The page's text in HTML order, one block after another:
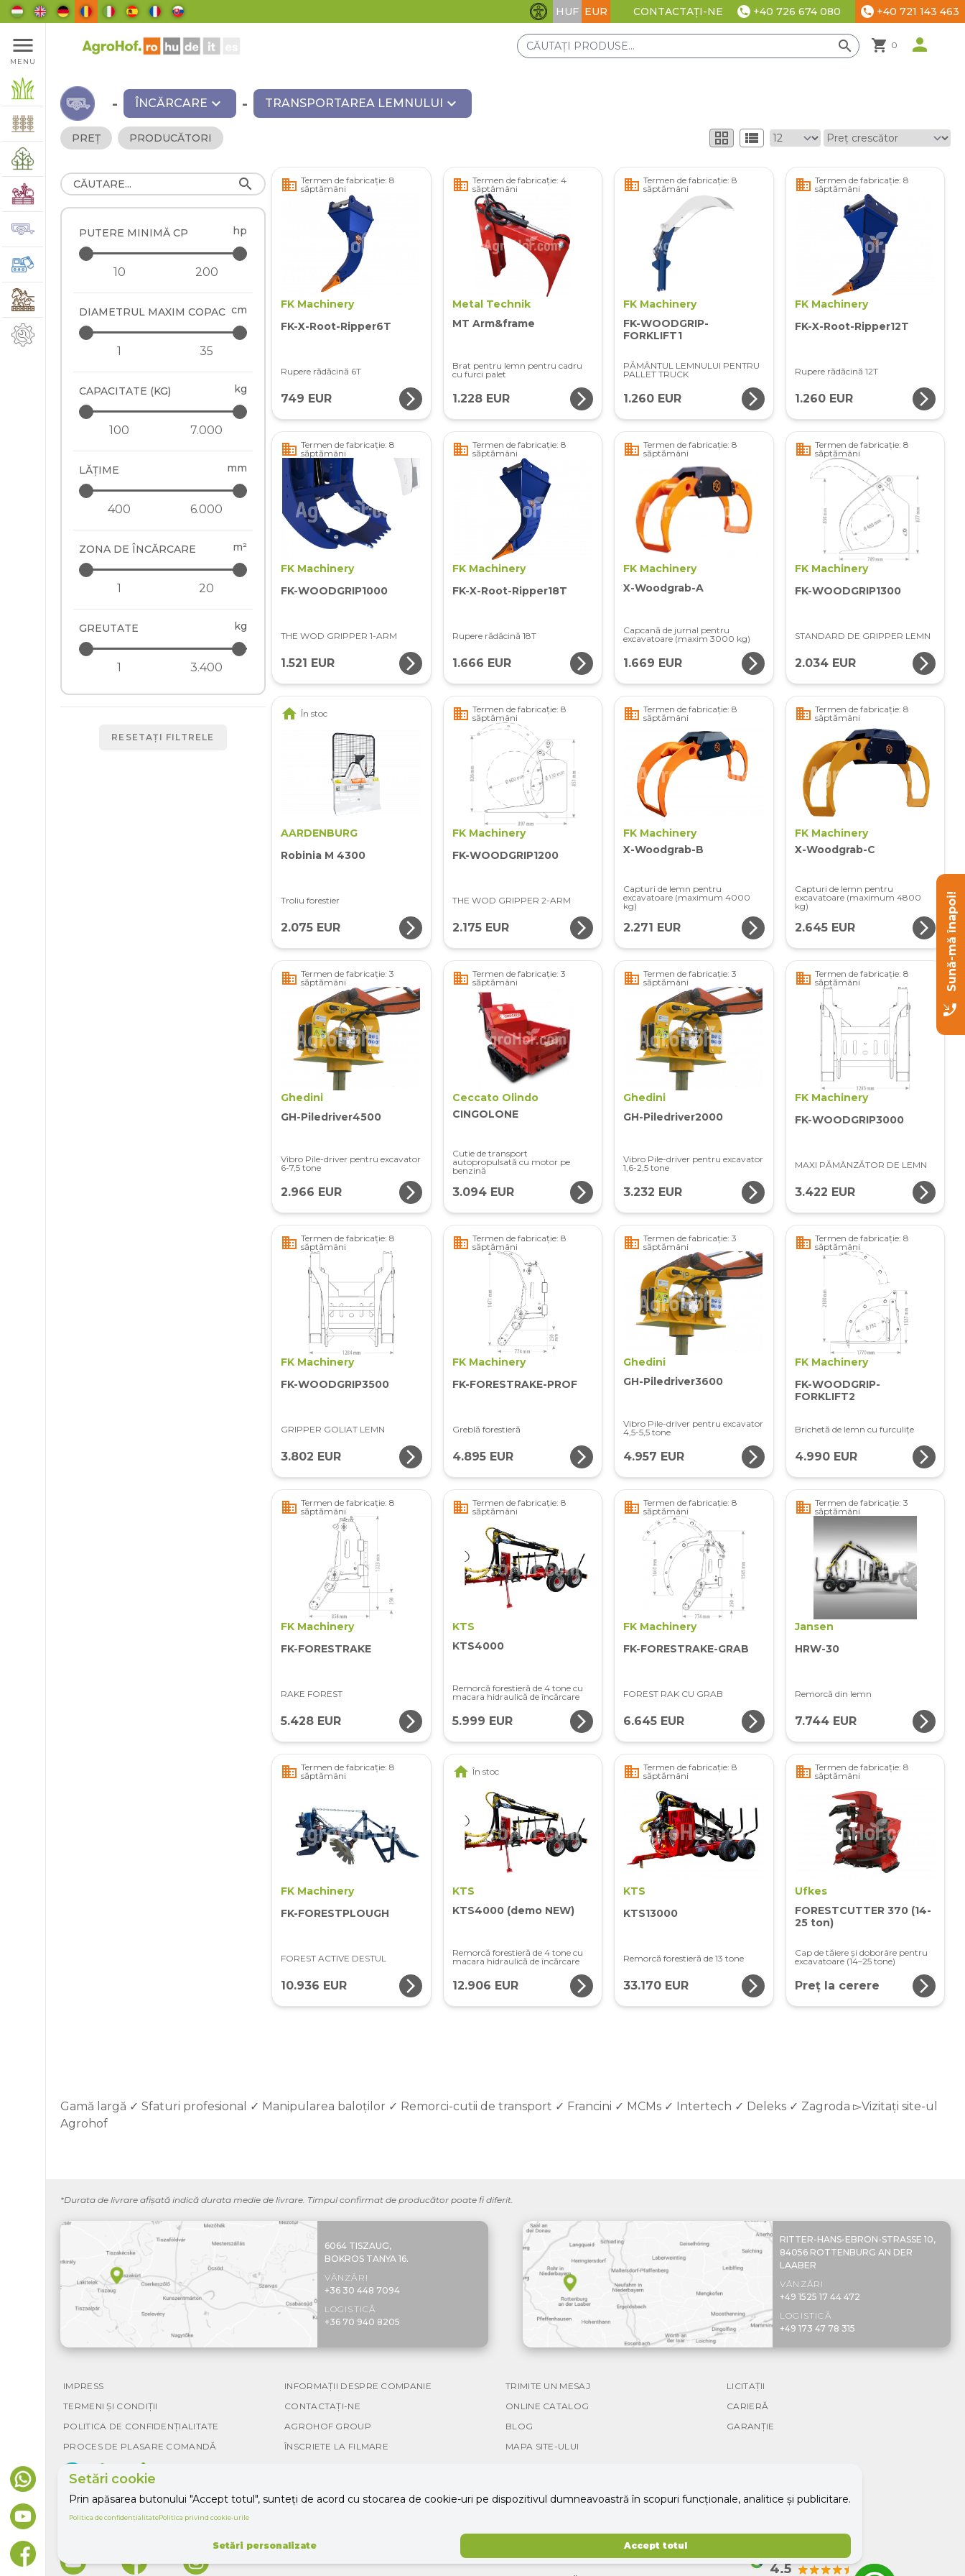
Setări de accesibilitate
HUF EUR CONTACTAȚI-NE phone +40 726 674 080 phone +40 721 143 463
menu
MENU
search shopping_cart 0 person
- ÎNCĂRCARE expand_more - TRANSPORTAREA LEMNULUI expand_more
PREȚ PRODUCĂTORI grid_view view_list
search
PUTERE MINIMĂ CP hp
DIAMETRUL MAXIM COPAC cm
CAPACITATE (KG) kg
LĂŢIME mm
ZONA DE ÎNCĂRCARE m²
GREUTATE kg
RESETAȚI FILTRELE
business Termen de fabricație: 8
săptămâni
FK Machinery
FK-X-Root-Ripper6T
Rupere rădăcină 6T
749 EUR arrow_forward_ios
business Termen de fabricație: 4
săptămâni
Metal Technik
MT Arm&frame
Brat pentru lemn pentru cadru
cu furci palet
1.228 EUR arrow_forward_ios
business Termen de fabricație: 8
săptămâni
FK Machinery
FK-WOODGRIP-
FORKLIFT1
PĂMÂNTUL LEMNULUI PENTRU
PALLET TRUCK
1.260 EUR arrow_forward_ios
business Termen de fabricație: 8
săptămâni
FK Machinery
FK-X-Root-Ripper12T
Rupere rădăcină 12T
1.260 EUR arrow_forward_ios
business Termen de fabricație: 8
săptămâni
FK Machinery
FK-WOODGRIP1000
THE WOD GRIPPER 1-ARM
1.521 EUR arrow_forward_ios
business Termen de fabricație: 8
săptămâni
FK Machinery
FK-X-Root-Ripper18T
Rupere rădăcină 18T
1.666 EUR arrow_forward_ios
business Termen de fabricație: 8
săptămâni
FK Machinery
X-Woodgrab-A
Capcană de jurnal pentru
excavatoare (maxim 3000 kg)
1.669 EUR arrow_forward_ios
business Termen de fabricație: 8
săptămâni
FK Machinery
FK-WOODGRIP1300
STANDARD DE GRIPPER LEMN
2.034 EUR arrow_forward_ios
home În stoc
AARDENBURG
Robinia M 4300
Troliu forestier
2.075 EUR arrow_forward_ios
business Termen de fabricație: 8
săptămâni
FK Machinery
FK-WOODGRIP1200
THE WOD GRIPPER 2-ARM
2.175 EUR arrow_forward_ios
business Termen de fabricație: 8
săptămâni
FK Machinery
X-Woodgrab-B
Capturi de lemn pentru
excavatoare (maximum 4000
kg)
2.271 EUR arrow_forward_ios
business Termen de fabricație: 8
săptămâni
FK Machinery
X-Woodgrab-C
Capturi de lemn pentru
excavatoare (maximum 4800
kg)
2.645 EUR arrow_forward_ios
business Termen de fabricație: 3
săptămâni
Ghedini
GH-Piledriver4500
Vibro Pile-driver pentru excavator
6-7,5 tone
2.966 EUR arrow_forward_ios
business Termen de fabricație: 3
săptămâni
Ceccato Olindo
CINGOLONE
Cutie de transport
autopropulsată cu motor pe
benzină
3.094 EUR arrow_forward_ios
business Termen de fabricație: 3
săptămâni
Ghedini
GH-Piledriver2000
Vibro Pile-driver pentru excavator
1,6-2,5 tone
3.232 EUR arrow_forward_ios
business Termen de fabricație: 8
săptămâni
FK Machinery
FK-WOODGRIP3000
MAXI PĂMÂNZĂTOR DE LEMN
3.422 EUR arrow_forward_ios
business Termen de fabricație: 8
săptămâni
FK Machinery
FK-WOODGRIP3500
GRIPPER GOLIAT LEMN
3.802 EUR arrow_forward_ios
business Termen de fabricație: 8
săptămâni
FK Machinery
FK-FORESTRAKE-PROF
Greblă forestieră
4.895 EUR arrow_forward_ios
business Termen de fabricație: 3
săptămâni
Ghedini
GH-Piledriver3600
Vibro Pile-driver pentru excavator
4,5-5,5 tone
4.957 EUR arrow_forward_ios
business Termen de fabricație: 8
săptămâni
FK Machinery
FK-WOODGRIP-
FORKLIFT2
Brichetă de lemn cu furculiţe
4.990 EUR arrow_forward_ios
business Termen de fabricație: 8
săptămâni
FK Machinery
FK-FORESTRAKE
RAKE FOREST
5.428 EUR arrow_forward_ios
business Termen de fabricație: 8
săptămâni
KTS
KTS4000
Remorcă forestieră de 4 tone cu
macara hidraulică de încărcare
5.999 EUR arrow_forward_ios
business Termen de fabricație: 8
săptămâni
FK Machinery
FK-FORESTRAKE-GRAB
FOREST RAK CU GRAB
6.645 EUR arrow_forward_ios
business Termen de fabricație: 3
săptămâni
Jansen
HRW-30
Remorcă din lemn
7.744 EUR arrow_forward_ios
business Termen de fabricație: 8
săptămâni
FK Machinery
FK-FORESTPLOUGH
FOREST ACTIVE DESTUL
10.936 EUR arrow_forward_ios
home În stoc
KTS
KTS4000 (demo NEW)
Remorcă forestieră de 4 tone cu
macara hidraulică de încărcare
12.906 EUR arrow_forward_ios
business Termen de fabricație: 8
săptămâni
KTS
KTS13000
Remorcă forestieră de 13 tone
33.170 EUR arrow_forward_ios
business Termen de fabricație: 8
săptămâni
Ufkes
FORESTCUTTER 370 (14-
25 ton)
Cap de tăiere și doborâre pentru
excavatoare (14–25 tone)
Preț la cerere arrow_forward_ios
Gamă largă ✓ Sfaturi profesional ✓ Manipularea baloților ✓ Remorci-cutii de transport ✓ Francini ✓ MCMs ✓ Intertech ✓ Deleks ✓ Zagroda ▻Vizitați site-ul
Agrohof
*Durata de livrare afișată indică durata medie de livrare. Timpul confirmat de producător poate fi diferit.
6064 TISZAUG,
BOKROS TANYA 16.
VÂNZĂRI
+36 30 448 7094
LOGISTICĂ
+36 70 940 8205
RITTER-HANS-EBRON-STRASSE 10,
84056 ROTTENBURG AN DER
LAABER
VÂNZĂRI
+49 1525 17 44 472
LOGISTICĂ
+49 173 47 78 315
IMPRESS INFORMAȚII DESPRE COMPANIE TRIMITE UN MESAJ
LICITAȚII
TERMENI ȘI CONDIȚII
CONTACTAȚI-NE ONLINE CATALOG
CARIERĂ
POLITICA DE CONFIDENȚIALITATE
AGROHOF GROUP BLOG
GARANȚIE
PROCES DE PLASARE COMANDĂ
ÎNSCRIETE LA FILMARE MAPA SITE-ULUI
4.5
phone_callback
Sună-mă înapoi!
Setări cookie
Prin apăsarea butonului "Accept totul", sunteți de acord cu stocarea de cookie-uri pe dispozitivul dumneavoastră în scopuri funcționale, analitice și publicitare.
Politica de confidențialitatePolitica privind cookie-urile
Setări personalizate Accept totul